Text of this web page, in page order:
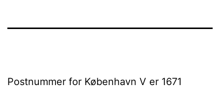
Postnummer for København V er 1671